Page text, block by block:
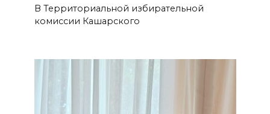
В Территориальной избирательной
комиссии Кашарского